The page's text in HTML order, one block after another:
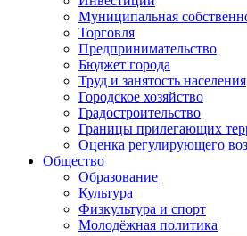
Муниципальная
Торговля
Предпринимательство
Бюджет города
Труд и занятость населения
Городское хозяйство
Градостроительство
Границы прилегающих
Оценка регулирующего
Общество
Образование
Культура
Физкультура и спорт
Молодёжная политика